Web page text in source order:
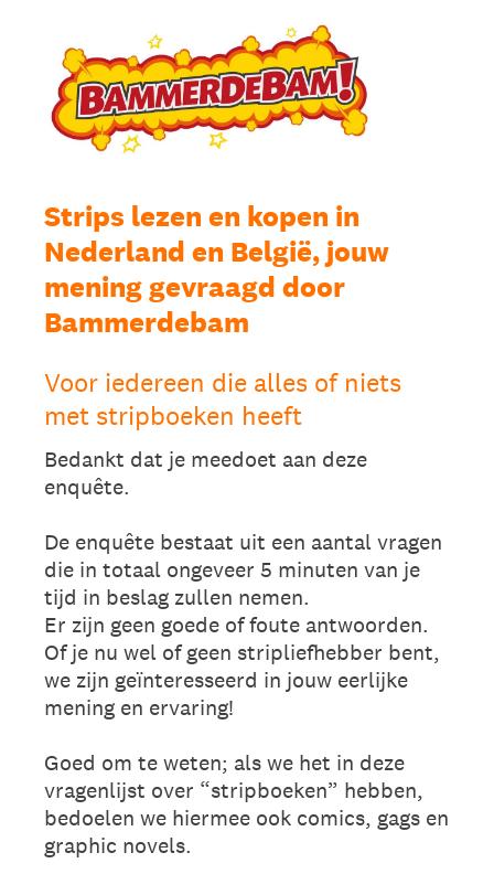
Strips lezen en kopen in
Nederland en België, jouw
mening gevraagd door
Bammerdebam
Voor iedereen die alles of niets
met stripboeken heeft
Bedankt dat je meedoet aan deze
enquête.
De enquête bestaat uit een aantal vragen
die in totaal ongeveer 5 minuten van je
tijd in beslag zullen nemen.
Er zijn geen goede of foute antwoorden.
Of je nu wel of geen stripliefhebber bent,
we zijn geïnteresseerd in jouw eerlijke
mening en ervaring!
Goed om te weten; als we het in deze
vragenlijst over “stripboeken” hebben,
bedoelen we hiermee ook comics, gags en
graphic novels.